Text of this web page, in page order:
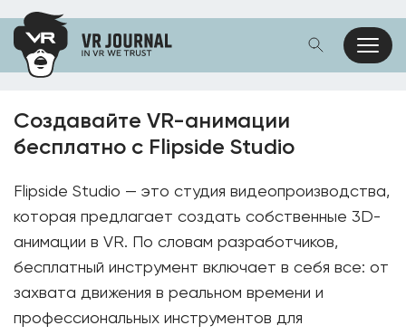
Создавайте VR-анимации
бесплатно с Flipside Studio
Flipside Studio — это студия видеопроизводства,
которая предлагает создать собственные 3D-
анимации в VR. По словам разработчиков,
бесплатный инструмент включает в себя все: от
захвата движения в реальном времени и
профессиональных инструментов для